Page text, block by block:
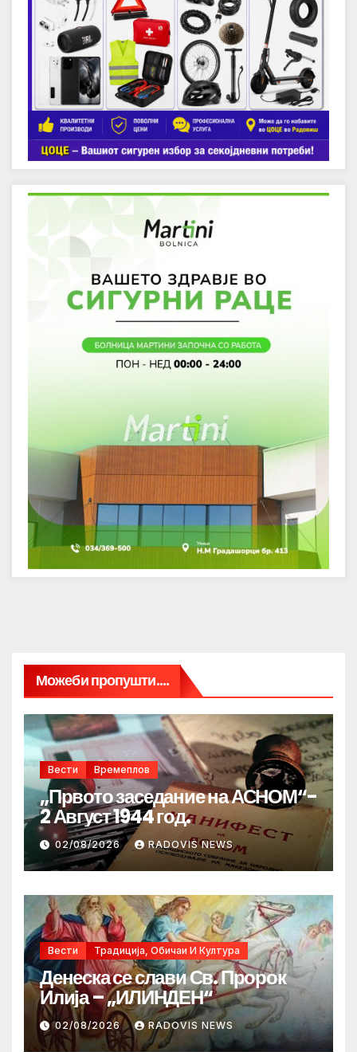
Можеби пропушти....
Вести Времеплов
„Првото заседание на АСНОМ“-
2 Август 1944 год.
02/08/2026 RADOVIS NEWS
Вести Традиција, Обичаи И Култура
Денеска се слави Св. Пророк
Илија – „ИЛИНДЕН“
02/08/2026 RADOVIS NEWS